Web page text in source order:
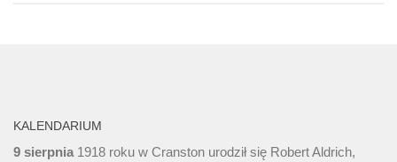
KALENDARIUM
9 sierpnia 1918 roku w Cranston urodził się Robert Aldrich,